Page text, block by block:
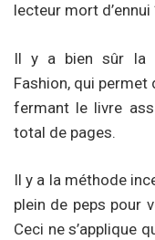
lecteur mort
Il y a bien sûr la
Fashion, qui permet
fermant le livre
total de pages.
Il y a la méthode
plein de peps pour
Ceci ne s’applique